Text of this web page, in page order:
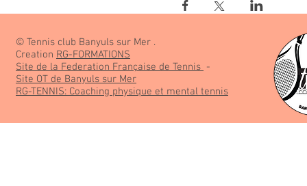
© Tennis club Banyuls sur Mer .
Creation RG-FORMATIONS
Site de la Federation Française de Tennis -
Site OT de Banyuls sur Mer
RG-TENNIS: Coaching physique et mental tennis